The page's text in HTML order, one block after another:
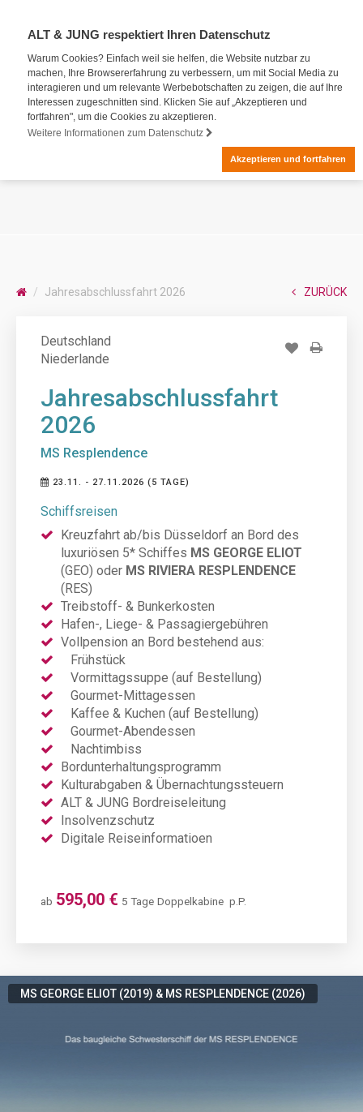
ALT & JUNG respektiert Ihren Datenschutz
Warum Cookies? Einfach weil sie helfen, die Website nutzbar zu
machen, Ihre Browsererfahrung zu verbessern, um mit Social Media zu
interagieren und um relevante Werbebotschaften zu zeigen, die auf Ihre
Interessen zugeschnitten sind. Klicken Sie auf „Akzeptieren und
fortfahren", um die Cookies zu akzeptieren.
Weitere Informationen zum Datenschutz
Akzeptieren und fortfahren
Jahresabschlussfahrt 2026 ZURÜCK
Deutschland
Niederlande
Jahresabschlussfahrt
2026
MS Resplendence
23.11. - 27.11.2026 (5 TAGE)
Schiffsreisen
Kreuzfahrt ab/bis Düsseldorf an Bord des
luxuriösen 5* Schiffes MS GEORGE ELIOT
(GEO) oder MS RIVIERA RESPLENDENCE
(RES)
Treibstoff- & Bunkerkosten
Hafen-, Liege- & Passagiergebühren
Vollpension an Bord bestehend aus:
Frühstück
Vormittagssuppe (auf Bestellung)
Gourmet-Mittagessen
Kaffee & Kuchen (auf Bestellung)
Gourmet-Abendessen
Nachtimbiss
Bordunterhaltungsprogramm
Kulturabgaben & Übernachtungssteuern
ALT & JUNG Bordreiseleitung
Insolvenzschutz
Digitale Reiseinformatioen
ab 595,00 € 5 Tage Doppelkabine p.P.
MS GEORGE ELIOT (2019) & MS RESPLENDENCE (2026)